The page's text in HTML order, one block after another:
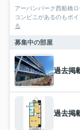
アーバンパーク西船橋
コンビニがあるのもポ
る
募集中の部屋
過去掲
過去掲